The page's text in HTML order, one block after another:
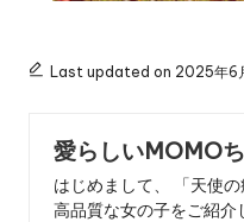
Last updated on 2025年6
愛らしいMOMO
はじめまして、 「天使
高品質な女の子をご紹